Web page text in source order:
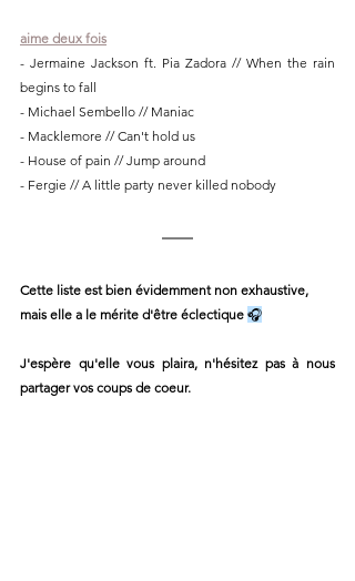
aime deux fois
- Jermaine Jackson ft. Pia Zadora // When the rain
begins to fall
- Michael Sembello // Maniac
- Macklemore // Can't hold us
- House of pain // Jump around
- Fergie // A little party never killed nobody
Cette liste est bien évidemment non exhaustive,
mais elle a le mérite d'être éclectique 🎧
J'espère qu'elle vous plaira, n'hésitez pas à nous
partager vos coups de coeur.